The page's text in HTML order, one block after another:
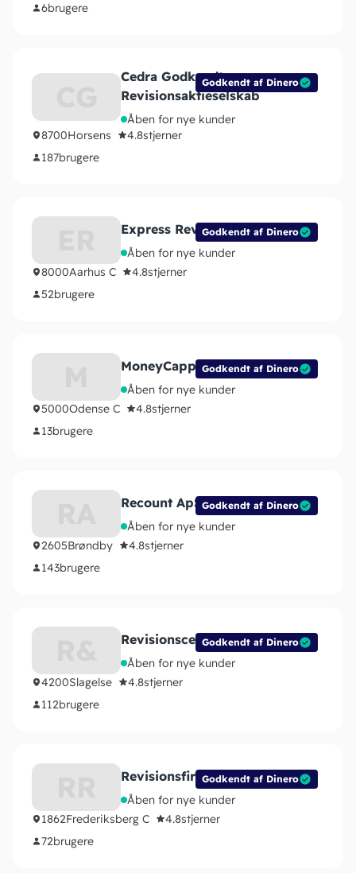
6brugere
Godkendt af Dinero
Cedra Godkendt
Revisionsaktieselskab
Åben for nye kunder
8700Horsens 4.8stjerner
187brugere
Godkendt af Dinero
Express Revisor
Åben for nye kunder
8000Aarhus C 4.8stjerner
52brugere
Godkendt af Dinero
MoneyCapp
Åben for nye kunder
5000Odense C 4.8stjerner
13brugere
Godkendt af Dinero
Recount ApS
Åben for nye kunder
2605Brøndby 4.8stjerner
143brugere
Godkendt af Dinero
Revisionscentret – Slagelse
Åben for nye kunder
4200Slagelse 4.8stjerner
112brugere
Godkendt af Dinero
Revisionsfirmaet Revico ApS
Åben for nye kunder
1862Frederiksberg C 4.8stjerner
72brugere